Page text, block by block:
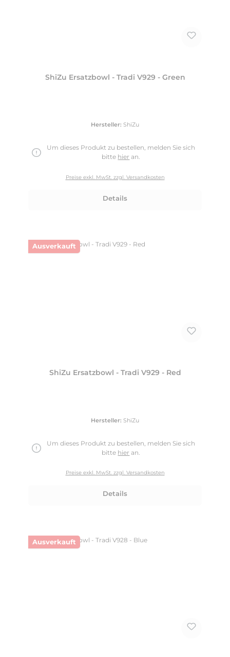
ShiZu Ersatzbowl - Tradi V929 - Green
Hersteller: ShiZu
Um dieses Produkt zu bestellen, melden Sie sich
bitte hier an.
Preise exkl. MwSt. zzgl. Versandkosten
Details
Ausverkauft
ShiZu Ersatzbowl - Tradi V929 - Red
Hersteller: ShiZu
Um dieses Produkt zu bestellen, melden Sie sich
bitte hier an.
Preise exkl. MwSt. zzgl. Versandkosten
Details
Ausverkauft